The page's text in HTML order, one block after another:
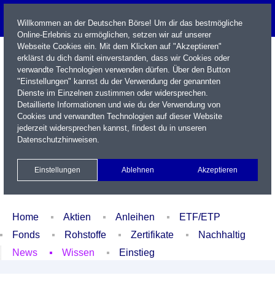
Name / WKN / ISIN / Kürzel
Xetra Realtime
Watchlist Portfolio Login
Home Aktien Anleihen
ETF/ETP
Fonds
Rohstoffe Zertifikate
Nachhaltig
News
Wissen Einstieg
Willkommen an der Deutschen Börse! Um dir das bestmögliche
Online-Erlebnis zu ermöglichen, setzen wir auf unserer
Webseite Cookies ein. Mit dem Klicken auf "Akzeptieren"
erklärst du dich damit einverstanden, dass wir Cookies oder
verwandte Technologien verwenden dürfen. Über den Button
"Einstellungen" kannst du der Verwendung der genannten
Dienste im Einzelnen zustimmen oder widersprechen.
Detaillierte Informationen und wie du der Verwendung von
Cookies und verwandten Technologien auf dieser Website
jederzeit widersprechen kannst, findest du in unseren
Datenschutzhinweisen.
Einstellungen Ablehnen Akzeptieren